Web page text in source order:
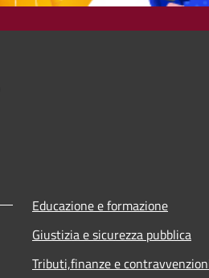
Educazione e formazione
Giustizia e sicurezza pubblica
Tributi,finanze e